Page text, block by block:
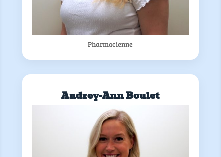
Pharmacienne
Andrey-Ann Boulet